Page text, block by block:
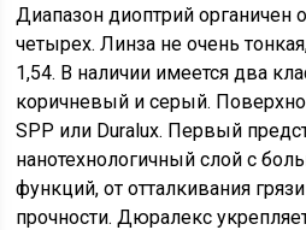
Диапазон диоптрий органичен
четырех. Линза не очень
1,54. В наличии имеется два
коричневый и серый.
SPP или Duralux. Первый
нанотехнологичный слой с
функций, от отталкивания
прочности. Дюралекс